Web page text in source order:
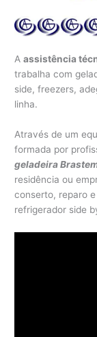
Aassistência
trabalha com
side, freezers,
linha.
Através de um
formada por
geladeira
residência ou
conserto, reparo
refrigerador side